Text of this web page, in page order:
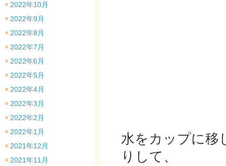
水をカップに移
りして、
2022年10月
2022年9月
2022年8月
2022年7月
2022年6月
2022年5月
2022年4月
2022年3月
2022年2月
2022年1月
2021年12月
2021年11月